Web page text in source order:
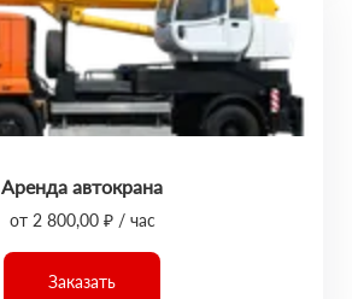
Аренда автокрана
от 2 800,00 ₽ / час
Заказать